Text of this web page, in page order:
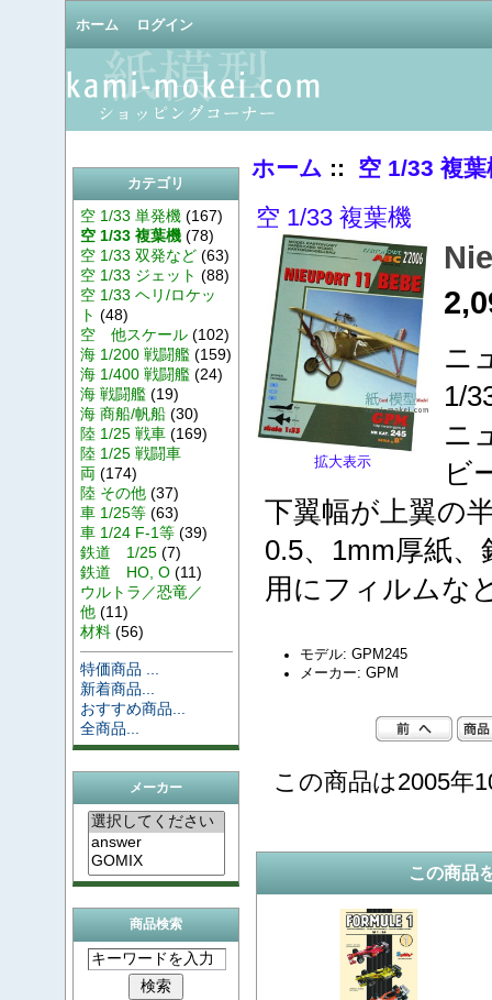
ホーム ログイン
カテゴリ
空 1/33 単発機(167)
空 1/33 複葉機(78)
空 1/33 双発など(63)
空 1/33 ジェット (88)
空 1/33 ヘリ/ロケッ
ト (48)
空 他スケール(102)
海 1/200 戦闘艦(159)
海 1/400 戦闘艦(24)
海 戦闘艦(19)
海 商船/帆船(30)
陸 1/25 戦車(169)
陸 1/25 戦闘車
両 (174)
陸 その他(37)
車 1/25等(63)
車 1/24 F-1等(39)
鉄道 1/25(7)
鉄道 HO, O(11)
ウルトラ／恐竜／
他(11)
材料(56)
特価商品 ...
新着商品...
おすすめ商品...
全商品...
メーカー
商品検索
ホーム :: 空 1/33 複葉
空 1/33 複葉機
拡大表示
ニ
1/
ニ
ビ
下翼幅が上翼の
0.5、1mm厚紙
用にフィルムな
モデル: GPM245
メーカー: GPM
この商品は2005年
この商品